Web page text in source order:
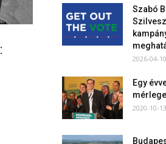
Szabó
2026-04-10
Egy
2020-10-13